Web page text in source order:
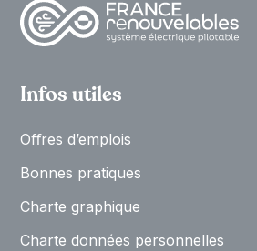
Infos utiles
Oﬀres d’emplois
Bonnes pratiques
Charte graphique
Charte données personnelles